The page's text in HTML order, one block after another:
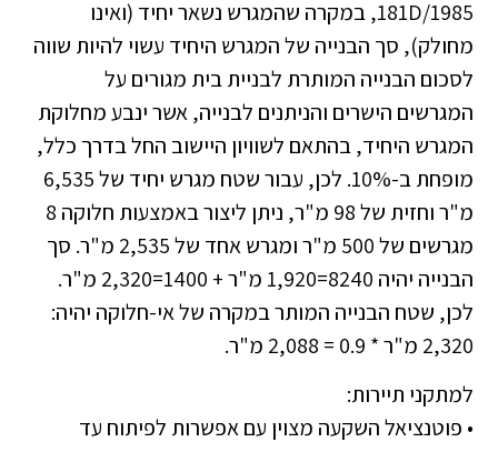
181D/1985, במקרה שהמגרש נשאר יחיד (ואינו
מחולק), סך הבנייה של המגרש היחיד עשוי להיות שווה
לסכום הבנייה המותרת לבניית בית מגורים על
המגרשים הישרים והניתנים לבנייה, אשר ינבע מחלוקת
המגרש היחיד, בהתאם לשוויון היישוב החל בדרך כלל,
מופחת ב-10%. לכן, עבור שטח מגרש יחיד של 6,535
מ"ר וחזית של 98 מ"ר, ניתן ליצור באמצעות חלוקה 8
מגרשים של 500 מ"ר ומגרש אחד של 2,535 מ"ר. סך
הבנייה יהיה 8240=1,920 מ"ר + 1400=2,320 מ"ר.
לכן, שטח הבנייה המותר במקרה של אי-חלוקה יהיה:
2,320 מ"ר * 0.9 = 2,088 מ"ר.
למתקני תיירות:
• פוטנציאל השקעה מצוין עם אפשרות לפיתוח עד